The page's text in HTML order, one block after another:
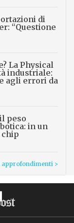
di
“Questione
La Physical
industriale:
agli errori da
peso
in un
chip
>